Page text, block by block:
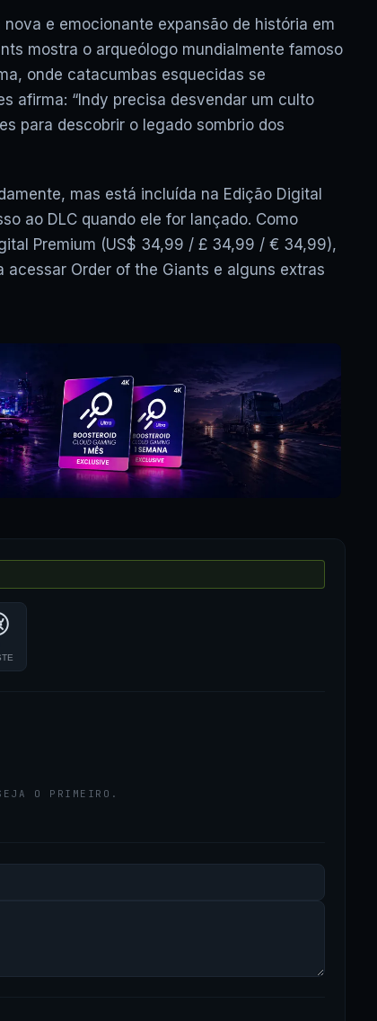
nova e emocionante expansão de história em
mostra o arqueólogo mundialmente famoso
onde catacumbas esquecidas se
afirma: “Indy precisa desvendar um culto
para descobrir o legado sombrio dos
mas está incluída na Edição Digital
ao DLC quando ele for lançado. Como
Premium (US$ 34,99 / £ 34,99 / € 34,99),
acessar Order of the Giants e alguns extras
O PRIMEIRO.
FUNCIONA? JOGOS UBISOFT
FUNCIONAM? VAI ACABAR? E MAIS! 🎮